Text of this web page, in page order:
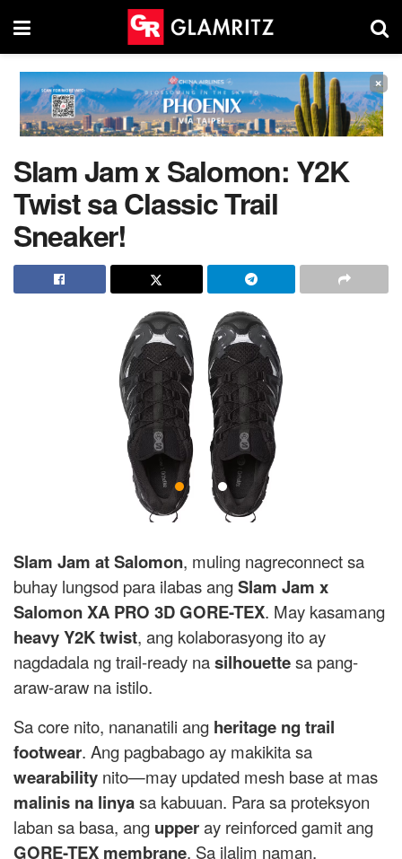
×
Slam Jam x Salomon: Y2K
Twist sa Classic Trail
Sneaker!
Slam Jam at Salomon, muling nagreconnect sa
buhay lungsod para ilabas angSlam Jam x
Salomon XA PRO 3D GORE-TEX. May kasamang
heavy Y2K twist, ang kolaborasyong ito ay
nagdadala ng trail-ready nasilhouettesa pang-
araw-araw na istilo.
Sa core nito, nananatili ang heritage ng trail
footwear. Ang pagbabago ay makikita sa
wearability nito—may updated mesh base at mas
malinis na linyasa kabuuan. Para sa proteksyon
laban sa basa, ang upperay reinforced gamit ang
GORE-TEX membrane. Sa ilalim naman,